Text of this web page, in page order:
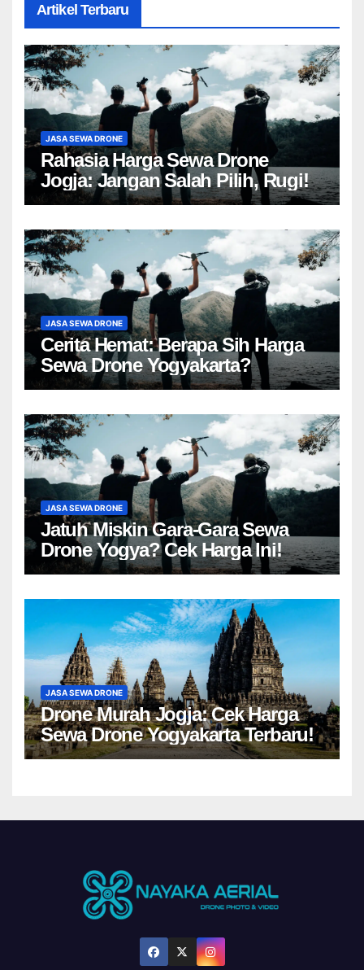
Artikel Terbaru
JASA SEWA DRONE
Rahasia Harga Sewa Drone
Jogja: Jangan Salah Pilih, Rugi!
JASA SEWA DRONE
Cerita Hemat: Berapa Sih Harga
Sewa Drone Yogyakarta?
JASA SEWA DRONE
Jatuh Miskin Gara-Gara Sewa
Drone Yogya? Cek Harga Ini!
JASA SEWA DRONE
Drone Murah Jogja: Cek Harga
Sewa Drone Yogyakarta Terbaru!